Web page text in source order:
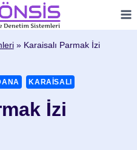
» Karaisalı Parmak İzi
KARAISALI
İzi